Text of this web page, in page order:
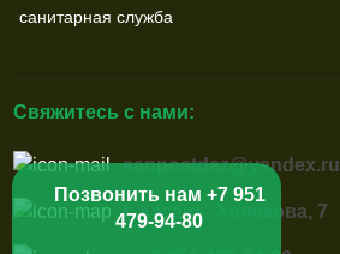
санитарная служба
Свяжитесь с нами:
sanpostdez@yandex.ru
г. Казань, Халезова, 7
Позвонить нам +7 951
479-94-80